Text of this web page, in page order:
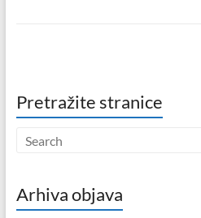
Pretražite stranice
Arhiva objava